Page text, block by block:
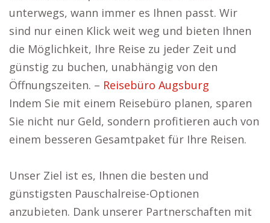
unterwegs, wann immer es Ihnen passt. Wir
sind nur einen Klick weit weg und bieten Ihnen
die Möglichkeit, Ihre Reise zu jeder Zeit und
günstig zu buchen, unabhängig von den
Öffnungszeiten. – Reisebüro Augsburg
Indem Sie mit einem Reisebüro planen, sparen
Sie nicht nur Geld, sondern profitieren auch von
einem besseren Gesamtpaket für Ihre Reisen.
Unser Ziel ist es, Ihnen die besten und
günstigsten Pauschalreise-Optionen
anzubieten. Dank unserer Partnerschaften mit